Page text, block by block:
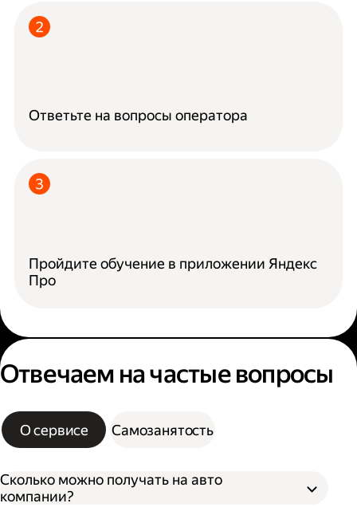
Ответьте на вопросы оператора
Пройдите обучение в приложении Яндекс
Про
Отвечаем на частые вопросы
О сервисе Самозанятость
Сколько можно получать на авто
компании?